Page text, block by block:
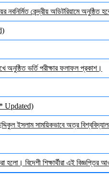
কেন্দ্রীয় অডিটরিয়ামে অনুষ্ঠিত
অনুষ্ঠিত ভর্তি পরীক্ষার ফলাফল প্রকাশ।
Updated)
ইসলাম সাময়িকভাবে অত্র
হলো। বিদেশী শিক্ষার্থীরা এই বিজ্ঞপ্তির